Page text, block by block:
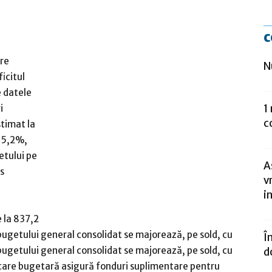
datele
la
pe
la 837,2
general consolidat se majorează, pe sold, cu
general consolidat se majorează, pe sold, cu
bugetară asigură fonduri suplimentare pentru